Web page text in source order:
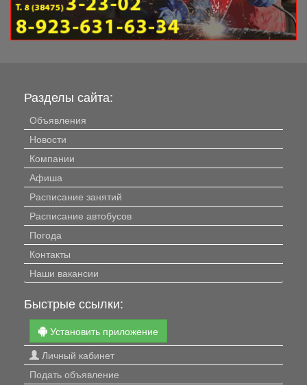
Разделы сайта:
Объявления
Новости
Компании
Афиша
Расписание занятий
Расписание автобусов
Погода
Контакты
Наши вакансии
Быстрые ссылки:
Установить приложение
Личный кабинет
Подать объявление